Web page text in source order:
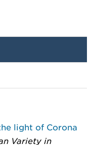
light of Corona
Variety in